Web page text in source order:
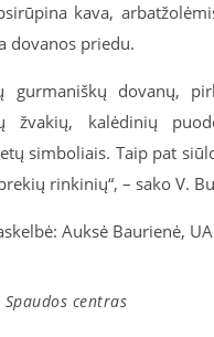
kava,
dovanos priedu.
gurmaniškų dovanų,
žvakių, kalėdinių
simboliais. Taip pat
rinkinių“, – sako V.
Auksė Baurienė,
Spaudos centras